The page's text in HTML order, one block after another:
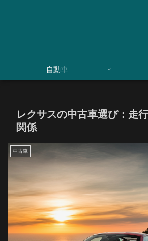
自動車
レクサスの中古車選び：走
関係
中古車